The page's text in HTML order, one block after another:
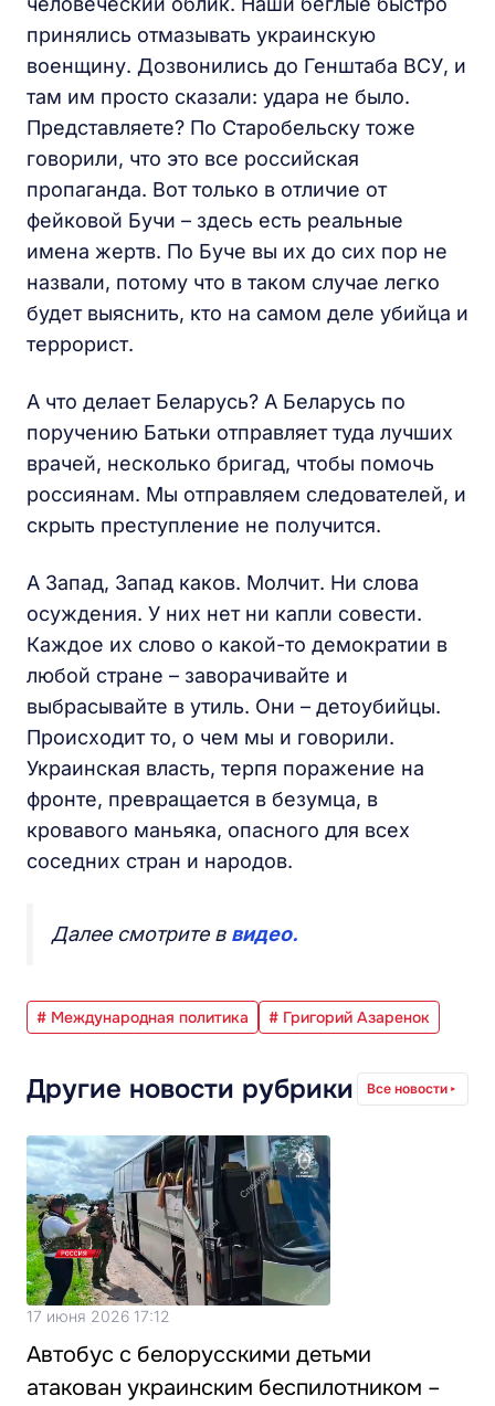
принялись отмазывать украинскую
военщину. Дозвонились до Генштаба ВСУ, и
там им просто сказали: удара не было.
Представляете? По Старобельску тоже
говорили, что это все российская
пропаганда. Вот только в отличие от
фейковой Бучи – здесь есть реальные
имена жертв. По Буче вы их до сих пор не
назвали, потому что в таком случае легко
будет выяснить, кто на самом деле убийца и
террорист.
А что делает Беларусь? А Беларусь по
поручению Батьки отправляет туда лучших
врачей, несколько бригад, чтобы помочь
россиянам. Мы отправляем следователей, и
скрыть преступление не получится.
А Запад, Запад каков. Молчит. Ни слова
осуждения. У них нет ни капли совести.
Каждое их слово о какой-то демократии в
любой стране – заворачивайте и
выбрасывайте в утиль. Они – детоубийцы.
Происходит то, о чем мы и говорили.
Украинская власть, терпя поражение на
фронте, превращается в безумца, в
кровавого маньяка, опасного для всех
соседних стран и народов.
Далее смотрите в видео.
# Международная политика # Григорий Азаренок
Другие новости рубрики Все новости
17 июня 2026 17:12
Автобус с белорусскими детьми
атакован украинским беспилотником –